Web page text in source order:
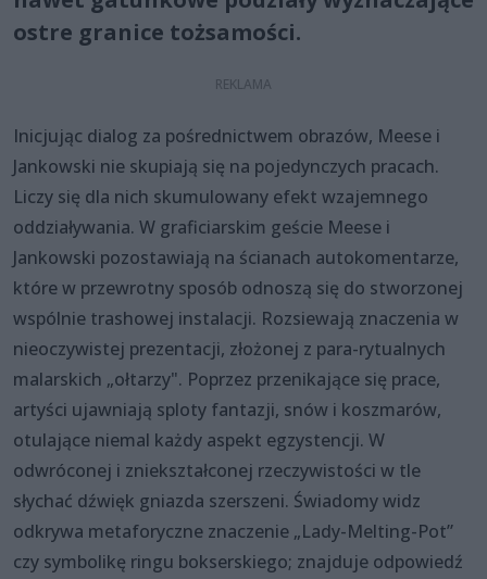
ostre granice tożsamości.
Inicjując dialog za pośrednictwem obrazów, Meese i
Jankowski nie skupiają się na pojedynczych pracach.
Liczy się dla nich skumulowany efekt wzajemnego
oddziaływania. W graficiarskim geście Meese i
Jankowski pozostawiają na ścianach autokomentarze,
które w przewrotny sposób odnoszą się do stworzonej
wspólnie trashowej instalacji. Rozsiewają znaczenia w
nieoczywistej prezentacji, złożonej z para-rytualnych
malarskich „ołtarzy". Poprzez przenikające się prace,
artyści ujawniają sploty fantazji, snów i koszmarów,
otulające niemal każdy aspekt egzystencji. W
odwróconej i zniekształconej rzeczywistości w tle
słychać dźwięk gniazda szerszeni. Świadomy widz
odkrywa metaforyczne znaczenie „Lady-Melting-Pot”
czy symbolikę ringu bokserskiego; znajduje odpowiedź